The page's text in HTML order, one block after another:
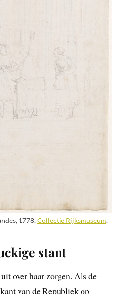
1778.Collectie Rijksmuseum.
stant
over haar zorgen. Als de
van de Republiek op